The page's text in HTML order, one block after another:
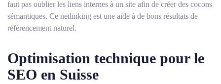
faut pas oublier les liens internes à un site afin de créer des cocons
sémantiques. Ce netlinking est une aide à de bons résultats de
référencement naturel.
Optimisation technique pour le
SEO en Suisse